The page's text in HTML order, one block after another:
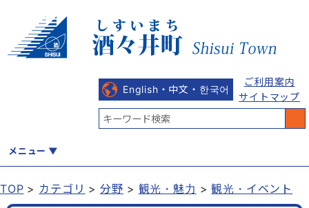
English・中文・한국어
ご利用案内
サイトマップ
メニュー
TOP カテゴリ 分野 観光・魅力 観光・イベント